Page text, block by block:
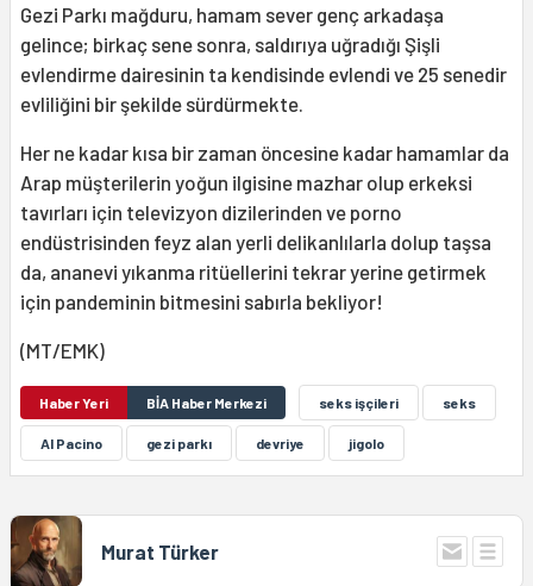
Gezi Parkı mağduru, hamam sever genç arkadaşa
gelince; birkaç sene sonra, saldırıya uğradığı Şişli
evlendirme dairesinin ta kendisinde evlendi ve 25 senedir
evliliğini bir şekilde sürdürmekte.
Her ne kadar kısa bir zaman öncesine kadar hamamlar da
Arap müşterilerin yoğun ilgisine mazhar olup erkeksi
tavırları için televizyon dizilerinden ve porno
endüstrisinden feyz alan yerli delikanlılarla dolup taşsa
da, ananevi yıkanma ritüellerini tekrar yerine getirmek
için pandeminin bitmesini sabırla bekliyor!
(MT/EMK)
Haber Yeri BİA Haber Merkezi seks işçileri seks
Al Pacino gezi parkı devriye jigolo
Murat Türker